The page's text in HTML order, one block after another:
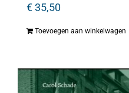
€35,50
Toevoegen aan winkelwagen